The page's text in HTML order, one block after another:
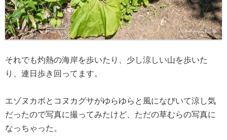
それでも灼熱の海岸を歩いたり、少し涼しい山を歩いた
り、連日歩き回ってます。
エゾヌカボとコヌカグサがゆらゆらと風になびいて涼し気
だったので写真に撮ってみたけど、ただの草むらの写真に
なっちゃった。